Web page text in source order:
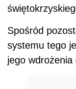
Spośród
systemu tego
jego